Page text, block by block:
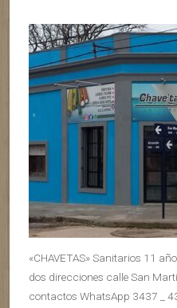
«CHAVETAS» Sanitarios 11
dos direcciones calle San
contactos WhatsApp 3437 _